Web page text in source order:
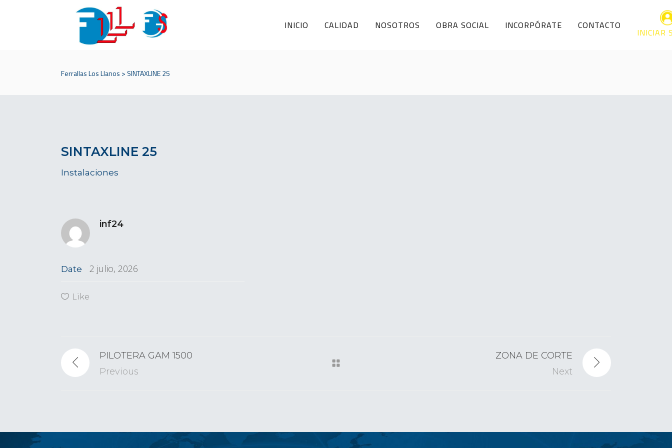
INICIO CALIDAD NOSOTROS OBRA SOCIAL INCORPÓRATE CONTACTO
INICIAR
Ferrallas Los Llanos > SINTAXLINE 25
SINTAXLINE 25
Instalaciones
inf24
Date 2 julio, 2026
Like
PILOTERA GAM 1500
Previous
ZONA DE CORTE
Next